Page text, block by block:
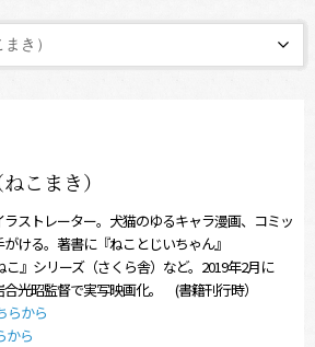
こまき）
ストレーター。犬猫のゆるキャラ漫画、コミッ
ける。著書に『ねことじいちゃん』
こ』シリーズ（さくら舎）など。2019年2月に
合光昭監督で実写映画化。 (書籍刊行時）
らから
から